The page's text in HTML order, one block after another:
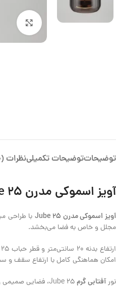
توضیحاتتوضیحات تکمیلینظرات (0)
آویز اسموکی مدرن Jube 25
آویز اسموکی مدرن Jube 25 با طراحی
مجلل و خاص به فضا می‌بخشد.
ارتفاع بدنه 20 سانتی‌متر و قطر حباب 25 سانتی‌متر باعث شده این آویز برای نصب در
امکان هماهنگی کامل با ارتفاع سقف و
نورآفتابی گرم